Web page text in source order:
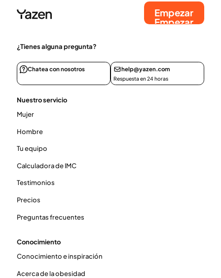
Empezar
Empezar
¿Tienes alguna pregunta?
Chatea con nosotros help@yazen.com
Respuesta en 24 horas
Nuestro servicio
Mujer
Hombre
Tu equipo
Calculadora de IMC
Testimonios
Precios
Preguntas frecuentes
Conocimiento
Conocimiento e inspiración
Acerca de la obesidad